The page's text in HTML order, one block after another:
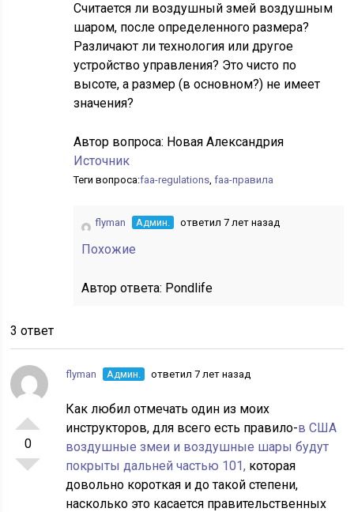
Считается ли воздушный змей воздушным
шаром, после определенного размера?
Различают ли технология или другое
устройство управления? Это чисто по
высоте, а размер (в основном?) не имеет
значения?
Автор вопроса: Новая Александрия
Источник
Теги вопроса:faa-regulations,faa-правила
flyman Админ. ответил 7 лет назад
Похожие
Автор ответа: Pondlife
3 ответ
0
flyman Админ. ответил 7 лет назад
Как любил отмечать один из моих
инструкторов, для всего есть правило-в США
воздушные змеи и воздушные шары будут
покрыты дальней частью 101, которая
довольно короткая и до такой степени,
насколько это касается правительственных